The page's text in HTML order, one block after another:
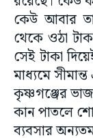
কেউ আবার
থেকে ওঠা
সেই টাকা
মাধ্যমে
কৃষ্ণগঞ্জের
কান পাতলে
ব্যবসার